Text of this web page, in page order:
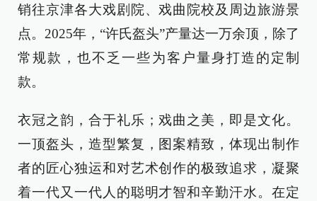
销往京津各大戏剧院、戏曲院校及周边旅游景
点。2025年，“许氏盔头”产量达一万余顶，除了
常规款，也不乏一些为客户量身打造的定制
款。
衣冠之韵，合于礼乐；戏曲之美，即是文化。
一顶盔头，造型繁复，图案精致，体现出制作
者的匠心独运和对艺术创作的极致追求，凝聚
着一代又一代人的聪明才智和辛勤汗水。在定